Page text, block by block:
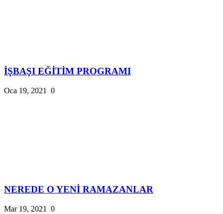
İŞBAŞI EĞİTİM PROGRAMI
Oca 19, 2021 0
NEREDE O YENİ RAMAZANLAR
Mar 19, 2021 0